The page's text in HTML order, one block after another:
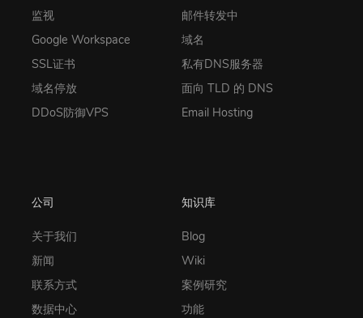
监视
Google Workspace
SSL证书
域名停放
DDoS防御VPS
邮件转发中
域名
私有DNS服务器
面向 TLD 的 DNS
Email Hosting
公司
关于我们
新闻
联系方式
数据中心
知识库
Blog
Wiki
案例研究
功能